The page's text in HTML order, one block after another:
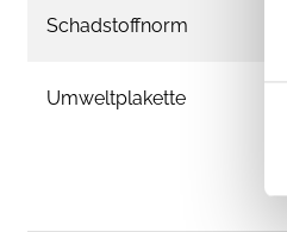
Schadstoffnorm
Umweltplakette